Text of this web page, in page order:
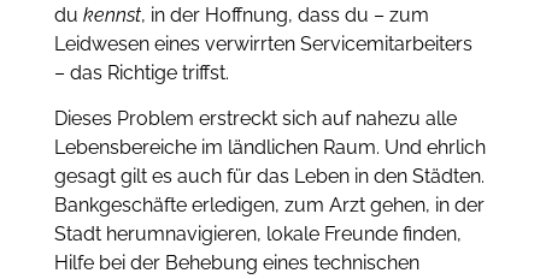
du kennst, in der Hoffnung, dass du – zum
Leidwesen eines verwirrten Servicemitarbeiters
– das Richtige triffst.
Dieses Problem erstreckt sich auf nahezu alle
Lebensbereiche im ländlichen Raum. Und ehrlich
gesagt gilt es auch für das Leben in den Städten.
Bankgeschäfte erledigen, zum Arzt gehen, in der
Stadt herumnavigieren, lokale Freunde finden,
Hilfe bei der Behebung eines technischen